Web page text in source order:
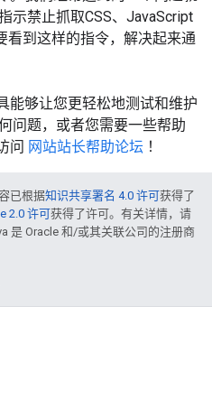
示禁止抓取CSS、JavaScript
看到这样的指令，解决起来通
能够让您更轻松地测试和维护
问题，或者您需要一些帮助
问 网站站长帮助论坛 ！
已根据知识共享署名 4.0 许可获得了
2.0 许可获得了许可。有关详情，请
是 Oracle 和/或其关联公司的注册商